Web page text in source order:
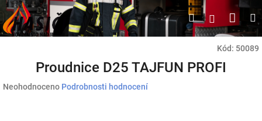
Přejít
na
obsah
HledatPřihlášení
Kód: 50089
Proudnice D25 TAJFUN PROFI
Průměrné
Neohodnoceno Podrobnosti hodnocení